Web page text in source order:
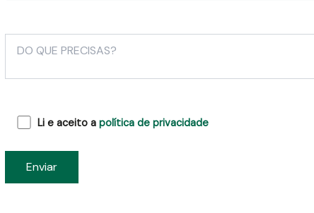
Li e aceito apolítica de privacidade